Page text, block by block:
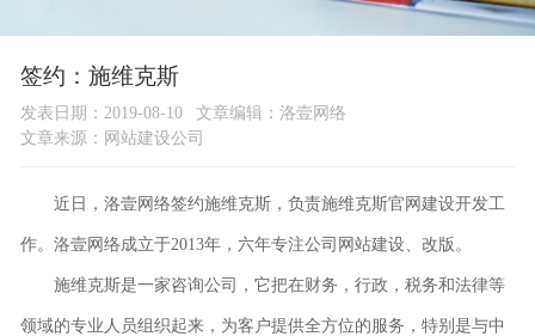
签约：施维克斯
发表日期：2019-08-10
文章编辑：洛壹网络
文章来源： 网站建设公司
近日，洛壹网络签约施维克斯，负责施维克斯官网建设开发工
作。洛壹网络成立于2013年，六年专注公司网站建设、改版。
施维克斯是一家咨询公司，它把在财务，行政，税务和法律等
领域的专业人员组织起来，为客户提供全方位的服务，特别是与中